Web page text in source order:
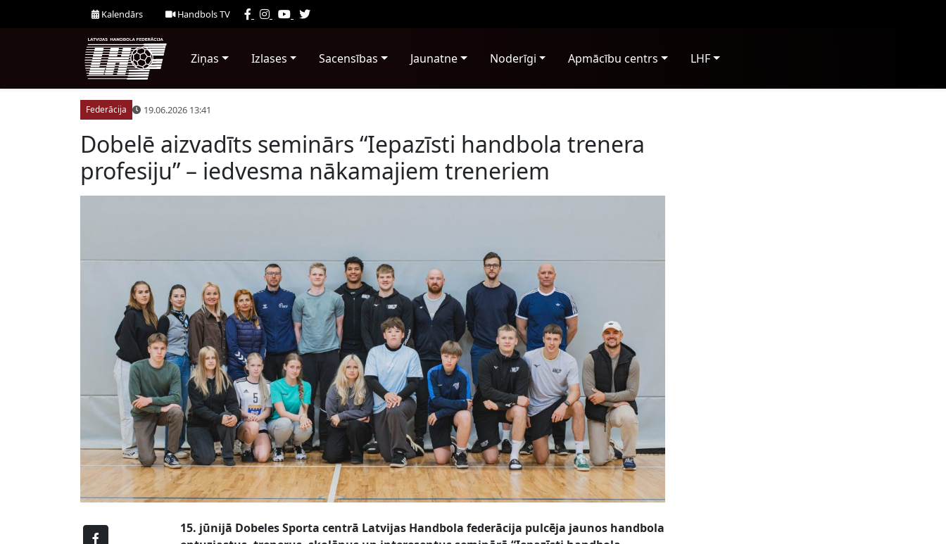
Kalendārs Handbols TV
Ziņas Izlases Sacensības Jaunatne Noderīgi Apmācību centrs LHF
Federācija 19.06.2026 13:41
Dobelē aizvadīts seminārs “Iepazīsti handbola trenera
profesiju” – iedvesma nākamajiem treneriem
15. jūnijā Dobeles Sporta centrā Latvijas Handbola federācija pulcēja jaunos handbola